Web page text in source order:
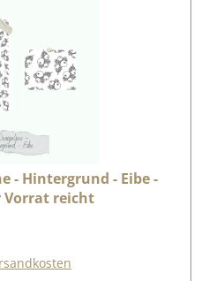
- Hintergrund - Eibe -
Vorrat reicht